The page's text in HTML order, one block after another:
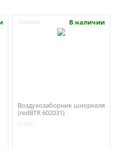
УМ00488 В наличии
Воздухозаборник шноркеля
(redBTR 602031)
602031